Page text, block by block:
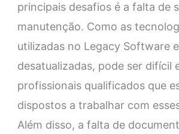
principais desafios é a falta de
manutenção. Como as
utilizadas no Legacy Software
desatualizadas, pode ser difícil
profissionais qualificados que
dispostos a trabalhar com
Além disso, a falta de